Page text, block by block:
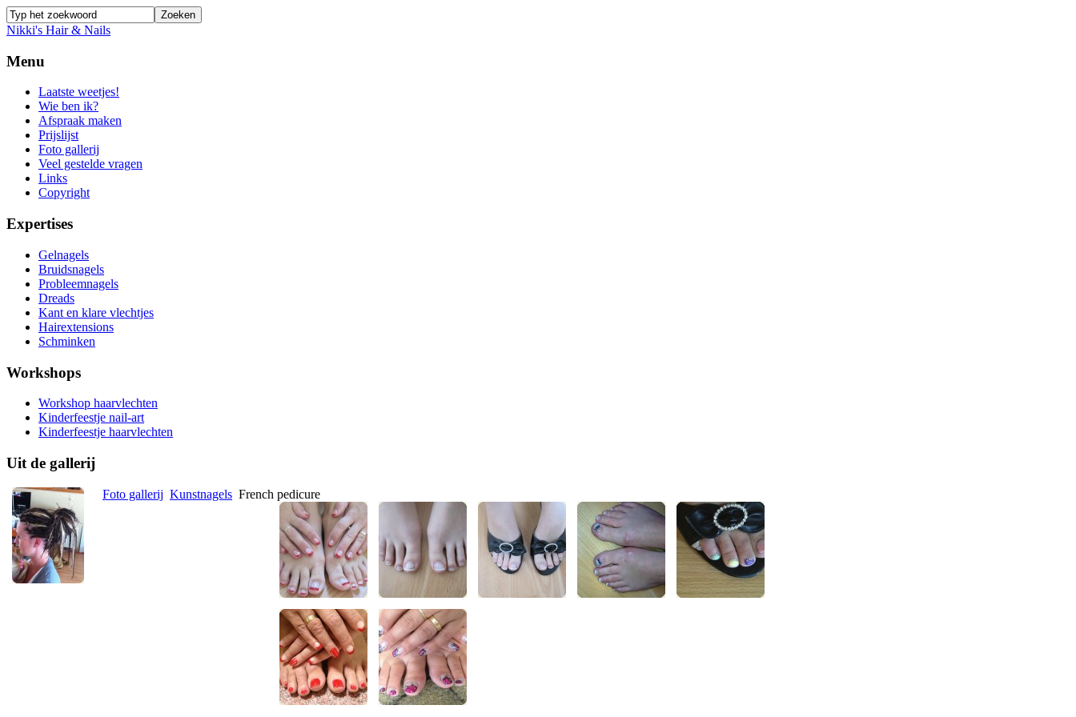
Nikki's Hair & Nails
Menu
Laatste weetjes!
Wie ben ik?
Afspraak maken
Prijslijst
Foto gallerij
Veel gestelde vragen
Links
Copyright
Expertises
Gelnagels
Bruidsnagels
Probleemnagels
Dreads
Kant en klare vlechtjes
Hairextensions
Schminken
Workshops
Workshop haarvlechten
Kinderfeestje nail-art
Kinderfeestje haarvlechten
Uit de gallerij
Foto gallerij Kunstnagels French pedicure